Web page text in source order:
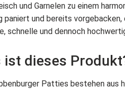
und Garnelen zu einem
paniert und bereits
schnelle und dennoch
ist dieses
Patties bestehen aus